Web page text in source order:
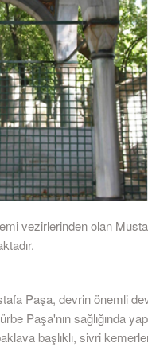
vezirlerinden olan
Paşa, devrin önemli
Paşa'nın sağlığında
başlıklı, sivri